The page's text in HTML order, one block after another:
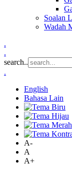
Soalan
Wadah
.
.
search..
.
English
Bahasa Lain
A-
A
A+